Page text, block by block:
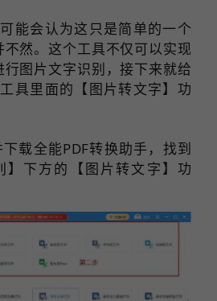
能会认为这只是简单的一个
然。这个工具不仅可以实现
图片文字识别，接下来就给
具里面的【图片转文字】功
载全能PDF转换助手，找到
】下方的【图片转文字】功